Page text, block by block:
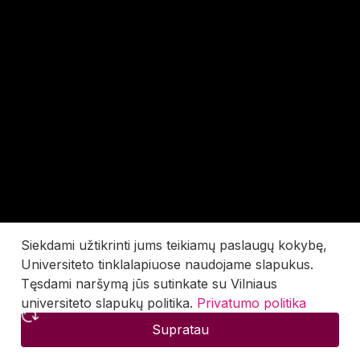
Siekdami užtikrinti jums teikiamų paslaugų kokybę,
Universiteto tinklalapiuose naudojame slapukus.
Tęsdami naršymą jūs sutinkate su Vilniaus
universiteto slapukų politika. Privatumo politika
Supratau